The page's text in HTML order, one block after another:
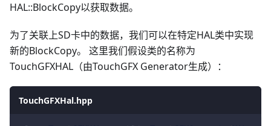
HAL::BlockCopy以获取数据。
为了关联上SD卡中的数据，我们可以在特定HAL类中实现
新的BlockCopy。 这里我们假设类的名称为
TouchGFXHAL（由TouchGFX Generator生成）：
TouchGFXHal.hpp